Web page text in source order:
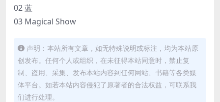
02 蓝
03 Magical Show
声明：本站所有文章，如无特殊说明或标注，均为本站原
创发布。任何个人或组织，在未征得本站同意时，禁止复
制、盗用、采集、发布本站内容到任何网站、书籍等各类媒
体平台。如若本站内容侵犯了原著者的合法权益，可联系我
们进行处理。